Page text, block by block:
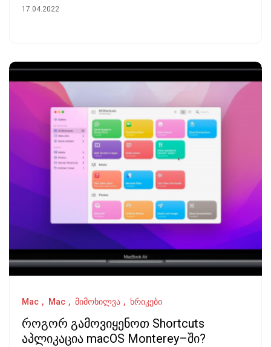
17.04.2022
Mac Mac მიმოხილვა ხრიკები
როგორ გამოვიყენოთ Shortcuts
აპლიკაცია macOS Monterey–ში?